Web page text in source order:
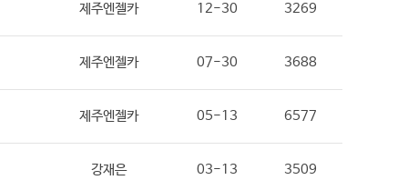
제주엔젤카 12-30 3269
제주엔젤카 07-30 3688
제주엔젤카 05-13 6577
강재은 03-13 3509